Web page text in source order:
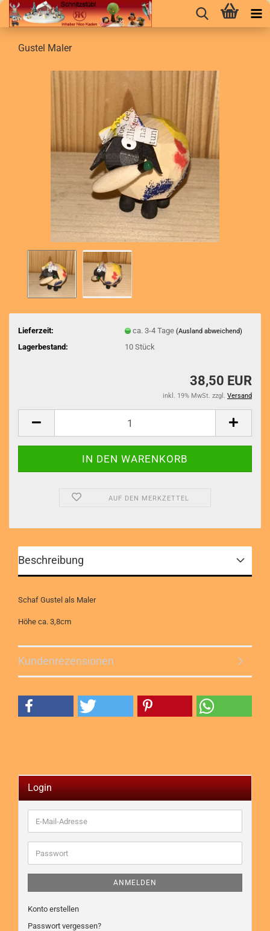
Gustel Maler
Lieferzeit: ca. 3-4 Tage (Ausland abweichend)
Lagerbestand: 10 Stück
38,50 EUR
inkl. 19% MwSt. zzgl. Versand
AUF DEN MERKZETTEL
Beschreibung
Schaf Gustel als Maler
Höhe ca. 3,8cm
Kundenrezensionen
Login
E-
Mail-
Adresse
Passwort
ANMELDEN
Konto erstellen
Passwort vergessen?